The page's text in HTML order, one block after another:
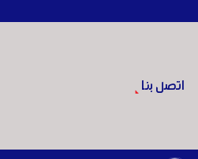
اتصل بنا